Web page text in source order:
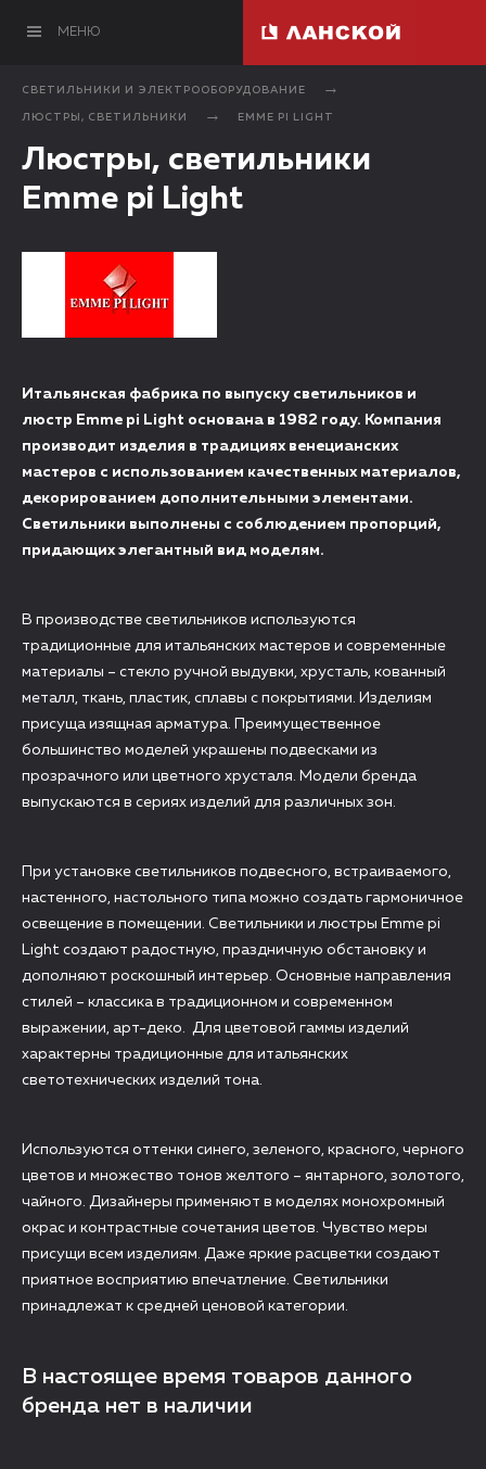
МЕНЮ
СВЕТИЛЬНИКИ И ЭЛЕКТРООБОРУДОВАНИЕ
ЛЮСТРЫ, СВЕТИЛЬНИКИ EMME PI LIGHT
Люстры, светильники
Emme pi Light
Итальянская фабрика по выпуску светильников и
люстр Emme pi Light основана в 1982 году. Компания
производит изделия в традициях венецианских
мастеров с использованием качественных материалов,
декорированием дополнительными элементами.
Светильники выполнены с соблюдением пропорций,
придающих элегантный вид моделям.
В производстве светильников используются
традиционные для итальянских мастеров и современные
материалы – стекло ручной выдувки, хрусталь, кованный
металл, ткань, пластик, сплавы с покрытиями. Изделиям
присуща изящная арматура. Преимущественное
большинство моделей украшены подвесками из
прозрачного или цветного хрусталя. Модели бренда
выпускаются в сериях изделий для различных зон.
При установке светильников подвесного, встраиваемого,
настенного, настольного типа можно создать гармоничное
освещение в помещении. Светильники и люстры Emme pi
Light создают радостную, праздничную обстановку и
дополняют роскошный интерьер. Основные направления
стилей – классика в традиционном и современном
выражении, арт-деко. Для цветовой гаммы изделий
характерны традиционные для итальянских
светотехнических изделий тона.
Используются оттенки синего, зеленого, красного, черного
цветов и множество тонов желтого – янтарного, золотого,
чайного. Дизайнеры применяют в моделях монохромный
окрас и контрастные сочетания цветов. Чувство меры
присущи всем изделиям. Даже яркие расцветки создают
приятное восприятию впечатление. Светильники
принадлежат к средней ценовой категории.
В настоящее время товаров данного
бренда нет в наличии